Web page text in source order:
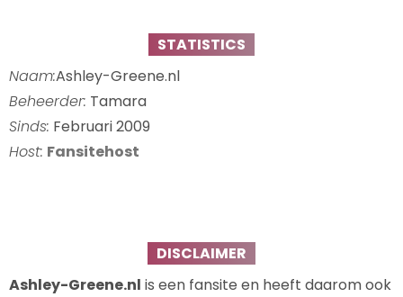
STATISTICS
Naam:Ashley-Greene.nl
Beheerder: Tamara
Sinds: Februari 2009
Host: Fansitehost
DISCLAIMER
Ashley-Greene.nl is een fansite en heeft daarom ook